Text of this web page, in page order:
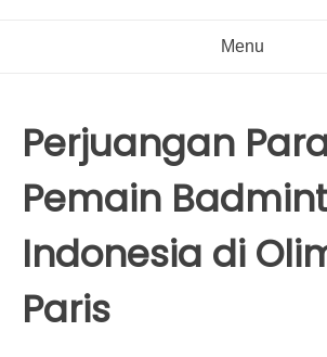
Menu
Perjuangan
Pemain
Indonesia di
Paris